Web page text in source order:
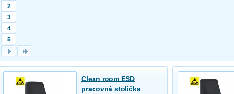
2
3
4
5
Clean room ESD
pracovná stolička